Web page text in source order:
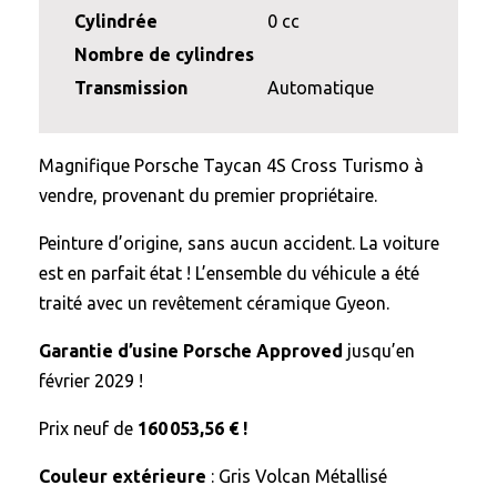
Cylindrée
0 cc
Nombre de cylindres
Transmission
Automatique
Magnifique Porsche Taycan 4S Cross Turismo à
vendre, provenant du premier propriétaire.
Peinture d’origine, sans aucun accident. La voiture
est en parfait état ! L’ensemble du véhicule a été
traité avec un revêtement céramique Gyeon.
Garantie d’usine Porsche Approved jusqu’en
février 2029 !
Prix neuf de 160 053,56 € !
Couleur extérieure : Gris Volcan Métallisé